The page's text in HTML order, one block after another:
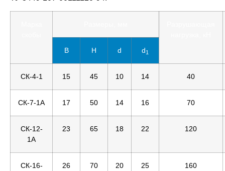
B
H d d1
СК-4-1 15 45 10 14 40
СК-7-1А 17 50 14 16 70
СК-12-
1А
23 65 18 22 120
СК-16-
26 70 20 25 160